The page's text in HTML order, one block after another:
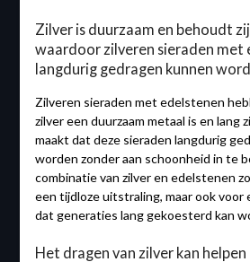
Zilver is duurzaam en behoudt
waardoor zilveren sieraden met
langdurig gedragen kunnen
Zilveren sieraden met edelstenen
zilver een duurzaam metaal is en lang
maakt dat deze sieraden langdurig
worden zonder aan schoonheid in te
combinatie van zilver en edelstenen
een tijdloze uitstraling, maar ook voor
dat generaties lang gekoesterd kan
Het dragen van zilver kan